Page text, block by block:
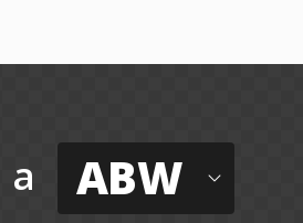
a ABW